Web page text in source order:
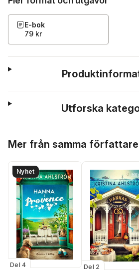
E-bok
79 kr
Utforska
Mer från samma författare
Nyhet
Del 4 Del 2